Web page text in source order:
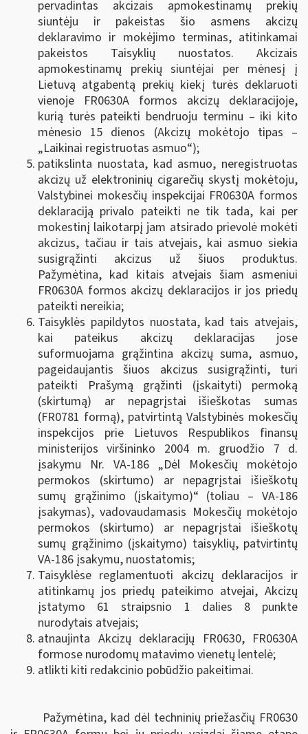
pervadintas akcizais apmokestinamų prekių
siuntėju ir pakeistas šio asmens akcizų
deklaravimo ir mokėjimo terminas, atitinkamai
pakeistos Taisyklių nuostatos. Akcizais
apmokestinamų prekių siuntėjai per mėnesį į
Lietuvą atgabentą prekių kiekį turės deklaruoti
vienoje FR0630A formos akcizų deklaracijoje,
kurią turės pateikti bendruoju terminu – iki kito
mėnesio 15 dienos (Akcizų mokėtojo tipas –
„Laikinai registruotas asmuo“);
patikslinta nuostata, kad asmuo, neregistruotas
akcizų už elektroninių cigarečių skystį mokėtoju,
Valstybinei mokesčių inspekcijai FR0630A formos
deklaraciją privalo pateikti ne tik tada, kai per
mokestinį laikotarpį jam atsirado prievolė mokėti
akcizus, tačiau ir tais atvejais, kai asmuo siekia
susigrąžinti akcizus už šiuos produktus.
Pažymėtina, kad kitais atvejais šiam asmeniui
FR0630A formos akcizų deklaracijos ir jos priedų
pateikti nereikia;
Taisyklės papildytos nuostata, kad tais atvejais,
kai pateikus akcizų deklaracijas jose
suformuojama grąžintina akcizų suma, asmuo,
pageidaujantis šiuos akcizus susigrąžinti, turi
pateikti Prašymą grąžinti (įskaityti) permoką
(skirtumą) ar nepagrįstai išieškotas sumas
(FR0781 formą), patvirtintą Valstybinės mokesčių
inspekcijos prie Lietuvos Respublikos finansų
ministerijos viršininko 2004 m. gruodžio 7 d.
įsakymu Nr. VA-186 „Dėl Mokesčių mokėtojo
permokos (skirtumo) ar nepagrįstai išieškotų
sumų grąžinimo (įskaitymo)“ (toliau – VA-186
įsakymas), vadovaudamasis Mokesčių mokėtojo
permokos (skirtumo) ar nepagrįstai išieškotų
sumų grąžinimo (įskaitymo) taisyklių, patvirtintų
VA-186 įsakymu, nuostatomis;
Taisyklėse reglamentuoti akcizų deklaracijos ir
atitinkamų jos priedų pateikimo atvejai, Akcizų
įstatymo 61 straipsnio 1 dalies 8 punkte
nurodytais atvejais;
atnaujinta Akcizų deklaracijų FR0630, FR0630A
formose nurodomų matavimo vienetų lentelė;
atlikti kiti redakcinio pobūdžio pakeitimai.
Pažymėtina, kad dėl techninių priežasčių FR0630